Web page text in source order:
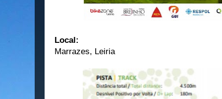
Local:
Marrazes, Leiria